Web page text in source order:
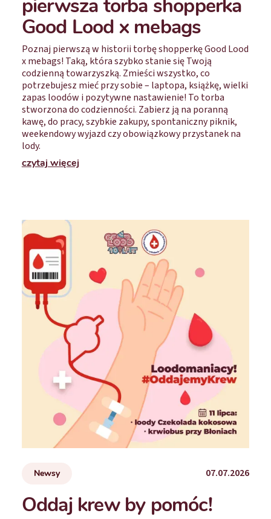
pierwsza torba shopperka
Good Lood x mebags
Poznaj pierwszą w historii torbę shopperkę Good Lood
x mebags!‍ Taką, która szybko stanie się Twoją
codzienną towarzyszką. Zmieści wszystko, co
potrzebujesz mieć przy sobie – laptopa, książkę, wielki
zapas loodów i pozytywne nastawienie! To torba
stworzona do codzienności. Zabierz ją na poranną
kawę, do pracy, szybkie zakupy, spontaniczny piknik,
weekendowy wyjazd czy obowiązkowy przystanek na
lody.
czytaj więcej
Newsy 07.07.2026
Oddaj krew by pomóc!